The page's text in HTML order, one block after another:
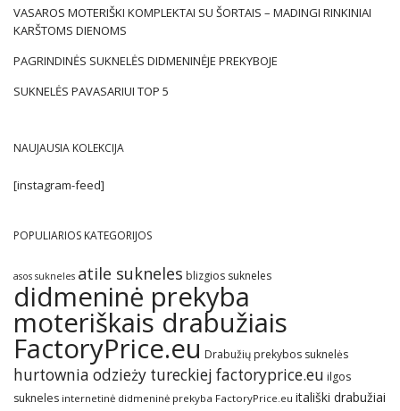
VASAROS MOTERIŠKI KOMPLEKTAI SU ŠORTAIS – MADINGI RINKINIAI
KARŠTOMS DIENOMS
PAGRINDINĖS SUKNELĖS DIDMENINĖJE PREKYBOJE
SUKNELĖS PAVASARIUI TOP 5
NAUJAUSIA KOLEKCIJA
[instagram-feed]
POPULIARIOS KATEGORIJOS
asos sukneles atile sukneles blizgios sukneles
didmeninė prekyba
moteriškais drabužiais
FactoryPrice.eu Drabužių prekybos suknelės
hurtownia odzieży tureckiej factoryprice.eu ilgos
sukneles internetinė didmeninė prekyba FactoryPrice.eu itališki drabužiai